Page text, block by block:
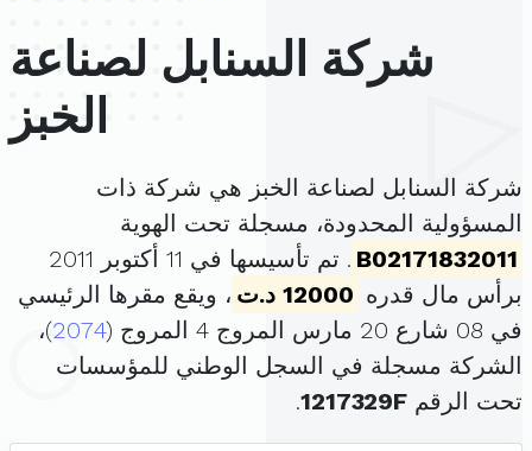
شركة السنابل لصناعة
الخبز
شركة السنابل لصناعة الخبز هي شركة ذات
المسؤولية المحدودة، مسجلة تحت الهوية
B02171832011
. تم تأسيسها في 11 أكتوبر 2011
برأس مال قدره 12000 د.ت
، ويقع مقرها الرئيسي
في 08 شارع 20 مارس المروج 4 المروج (
2074)،
الشركة مسجلة في السجل الوطني للمؤسسات
تحت الرقم 1217329F
.